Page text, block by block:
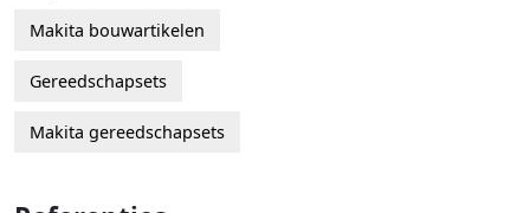
Makita bouwartikelen
Gereedschapsets
Makita gereedschapsets